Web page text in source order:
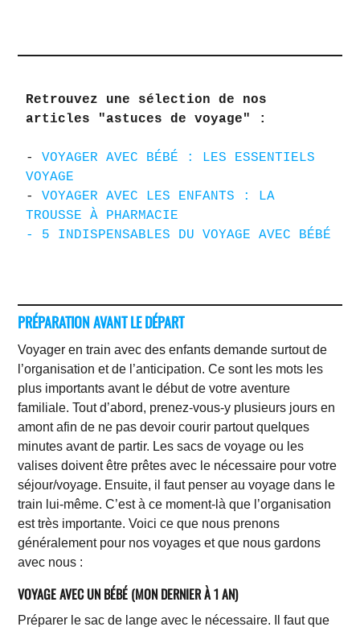
Retrouvez une sélection de nos
articles "astuces de voyage" :
- VOYAGER AVEC BÉBÉ : LES ESSENTIELS
VOYAGE
- VOYAGER AVEC LES ENFANTS : LA
TROUSSE À PHARMACIE
- 5 INDISPENSABLES DU VOYAGE AVEC BÉBÉ
PRÉPARATION AVANT LE DÉPART
Voyager en train avec des enfants demande surtout de
l’organisation et de l’anticipation. Ce sont les mots les
plus importants avant le début de votre aventure
familiale. Tout d’abord, prenez-vous-y plusieurs jours en
amont afin de ne pas devoir courir partout quelques
minutes avant de partir. Les sacs de voyage ou les
valises doivent être prêtes avec le nécessaire pour votre
séjour/voyage. Ensuite, il faut penser au voyage dans le
train lui-même. C’est à ce moment-là que l’organisation
est très importante. Voici ce que nous prenons
généralement pour nos voyages et que nous gardons
avec nous :
VOYAGE AVEC UN BÉBÉ (MON DERNIER À 1 AN)
Préparer le sac de lange avec le nécessaire. Il faut que